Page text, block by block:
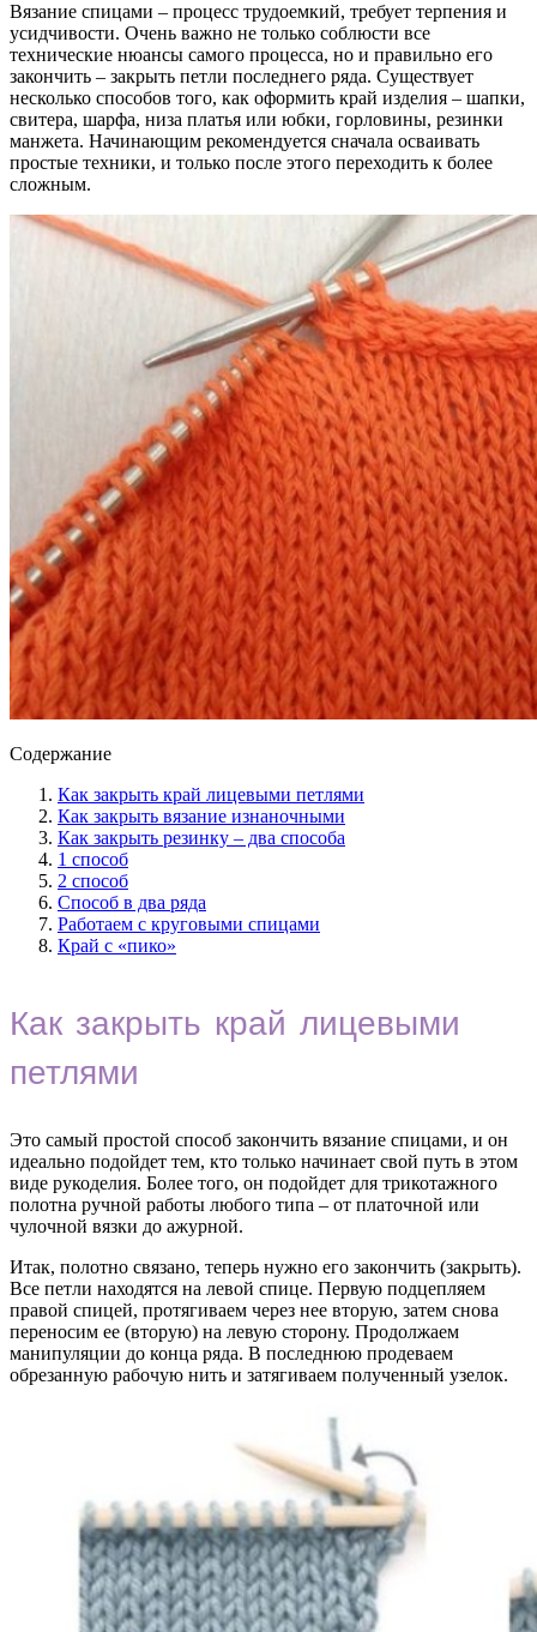
Вязание спицами – процесс трудоемкий, требует терпения и
усидчивости. Очень важно не только соблюсти все
технические нюансы самого процесса, но и правильно его
закончить – закрыть петли последнего ряда. Существует
несколько способов того, как оформить край изделия – шапки,
свитера, шарфа, низа платья или юбки, горловины, резинки
манжета. Начинающим рекомендуется сначала осваивать
простые техники, и только после этого переходить к более
сложным.
Содержание
Как закрыть край лицевыми петлями
Как закрыть вязание изнаночными
Как закрыть резинку – два способа
1 способ
2 способ
Способ в два ряда
Работаем с круговыми спицами
Край с «пико»
Как закрыть край лицевыми
петлями
Это самый простой способ закончить вязание спицами, и он
идеально подойдет тем, кто только начинает свой путь в этом
виде рукоделия. Более того, он подойдет для трикотажного
полотна ручной работы любого типа – от платочной или
чулочной вязки до ажурной.
Итак, полотно связано, теперь нужно его закончить (закрыть).
Все петли находятся на левой спице. Первую подцепляем
правой спицей, протягиваем через нее вторую, затем снова
переносим ее (вторую) на левую сторону. Продолжаем
манипуляции до конца ряда. В последнюю продеваем
обрезанную рабочую нить и затягиваем полученный узелок.